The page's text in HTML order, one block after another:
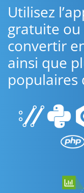
Utilisez
gratuite ou
convertir
ainsi que
populaires